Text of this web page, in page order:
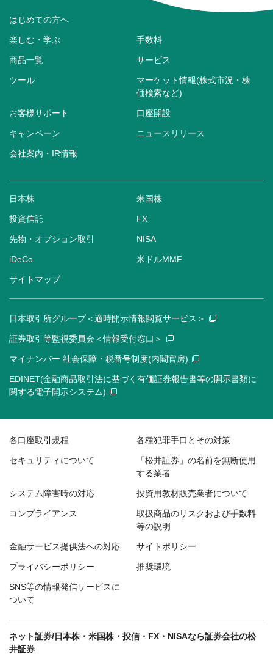
はじめての方へ
楽しむ・学ぶ 手数料
商品一覧 サービス
ツール
マーケット情報(株式市況・株
価検索など)
お客様サポート 口座開設
キャンペーン ニュースリリース
会社案内・IR情報
日本株 米国株
投資信託 FX
先物・オプション取引 NISA
iDeCo 米ドルMMF
サイトマップ
日本取引所グループ＜適時開示情報閲覧サービス＞
証券取引等監視委員会＜情報受付窓口＞
マイナンバー 社会保障・税番号制度(内閣官房)
EDINET(金融商品取引法に基づく有価証券報告書等の開示書類に
関する電子開示システム)
各口座取引規程 各種犯罪手口とその対策
セキュリティについて
「松井証券」の名前を無断使用
する業者
システム障害時の対応 投資用教材販売業者について
コンプライアンス
取扱商品のリスクおよび手数料
等の説明
金融サービス提供法への対応 サイトポリシー
プライバシーポリシー 推奨環境
SNS等の情報発信サービスに
ついて
ネット証券/日本株・米国株・投信・FX・NISAなら証券会社の松
井証券